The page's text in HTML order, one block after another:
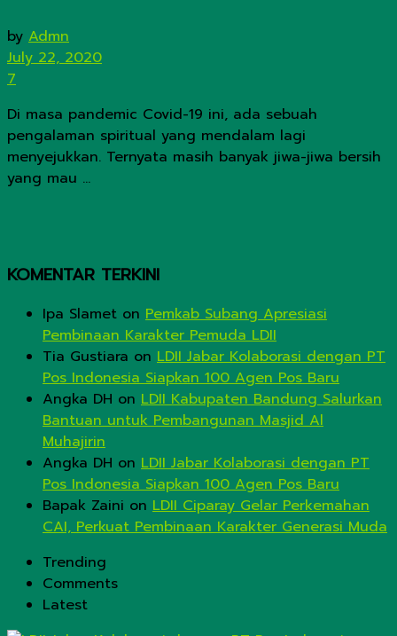
by Admn
July 22, 2020
7
Di masa pandemic Covid-19 ini, ada sebuah
pengalaman spiritual yang mendalam lagi
menyejukkan. Ternyata masih banyak jiwa-jiwa bersih
yang mau ...
KOMENTAR TERKINI
Ipa Slamet on Pemkab Subang Apresiasi
Pembinaan Karakter Pemuda LDII
Tia Gustiara on LDII Jabar Kolaborasi dengan PT
Pos Indonesia Siapkan 100 Agen Pos Baru
Angka DH on LDII Kabupaten Bandung Salurkan
Bantuan untuk Pembangunan Masjid Al
Muhajirin
Angka DH on LDII Jabar Kolaborasi dengan PT
Pos Indonesia Siapkan 100 Agen Pos Baru
Bapak Zaini on LDII Ciparay Gelar Perkemahan
CAI, Perkuat Pembinaan Karakter Generasi Muda
Trending
Comments
Latest